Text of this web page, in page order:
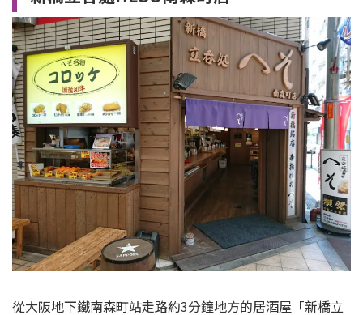
從大阪地下鐵南森町站走路約3分鐘地方的居酒屋「新橋立